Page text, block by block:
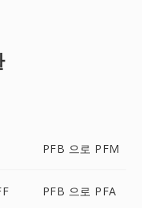
PFB 으로 PFM
PFB 으로 PFA